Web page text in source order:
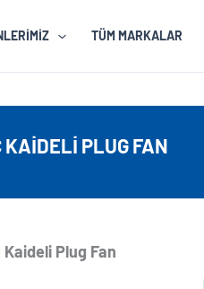
TÜM MARKALAR
PLUG FAN
Plug Fan